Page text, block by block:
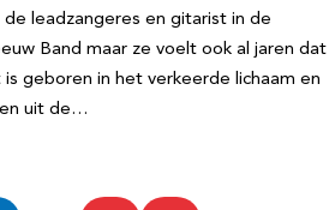
leadzangeres en gitarist in de
Band maar ze voelt ook al jaren dat
geboren in het verkeerde lichaam en
uit de…